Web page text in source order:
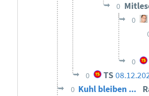
0
0
0
0 TS
0 Kuhl bleiben ...